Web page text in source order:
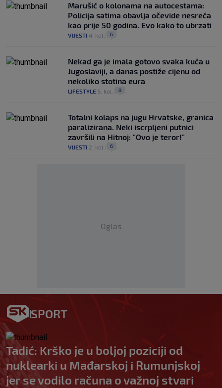
Marušić o kolonama na autocestama:
Policija satima obavlja očevide nesreća
kao prije 50 godina. Evo kako to ubrzati
VIJESTI 4. kol. 6
Nekad ga je imala gotovo svaka kuća u
Jugoslaviji, a danas postiže cijenu od
nekoliko stotina eura
LIFESTYLE 5. kol. 0
Totalni kolaps na jugu Hrvatske, granica
paralizirana. Neki iscrpljeni putnici
završili na Hitnoj: "Ovo je teror!"
VIJESTI 2. kol. 6
Oglas
SPORT
Tadić: Krško je u boljoj poziciji od
nuklearki u Mađarskoj i Rumunjskoj
jer se vodilo računa o važnoj stvari